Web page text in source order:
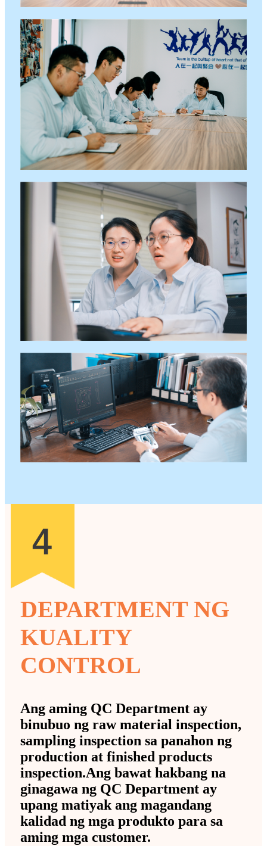
DEPARTMENT NG
KUALITY
CONTROL
Ang aming QC Department ay
binubuo ng raw material inspection,
sampling inspection sa panahon ng
production at finished products
inspection.Ang bawat hakbang na
ginagawa ng QC Department ay
upang matiyak ang magandang
kalidad ng mga produkto para sa
aming mga customer.